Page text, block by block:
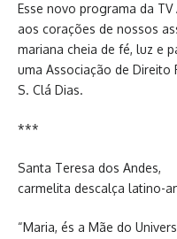
Esse novo programa da
aos corações de nossos
mariana cheia de fé, luz e
uma Associação de
S. Clá Dias.
***
Santa Teresa dos Andes,
carmelita descalça latino-
“Maria, és a Mãe do